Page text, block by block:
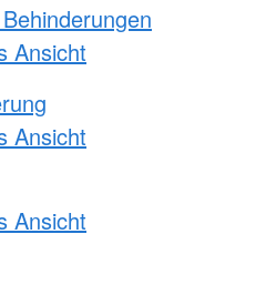
Ansicht
Ansicht
Ansicht